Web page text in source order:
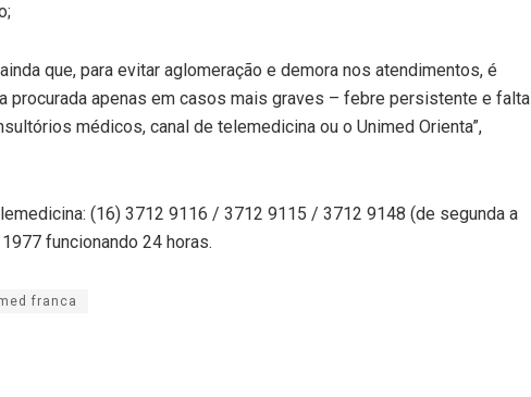
que, para evitar aglomeração e demora nos atendimentos, é
procurada apenas em casos mais graves – febre persistente e falta
médicos, canal de telemedicina ou o Unimed Orienta”,
(16) 3712 9116 / 3712 9115 / 3712 9148 (de segunda a
funcionando 24 horas.
franca